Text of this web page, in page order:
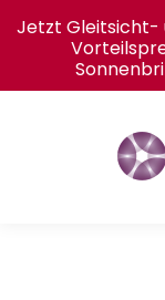
Jetzt Gleitsicht-